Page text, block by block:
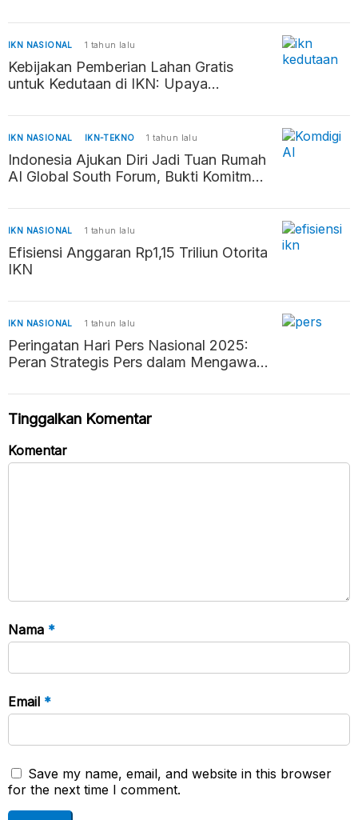
IKN NASIONAL 1 tahun lalu
Kebijakan Pemberian Lahan Gratis
untuk Kedutaan di IKN: Upaya
Baru
IKN NASIONAL IKN-TEKNO 1 tahun lalu
Indonesia Ajukan Diri Jadi Tuan Rumah
AI Global South Forum, Bukti Komitmen
IKN NASIONAL 1 tahun lalu
Efisiensi Anggaran Rp1,15 Triliun Otorita
IKN
IKN NASIONAL 1 tahun lalu
Peringatan Hari Pers Nasional 2025:
Peran Strategis Pers dalam Mengawal
Tinggalkan Komentar
Komentar
Nama *
Email *
Save my name, email, and website in this browser
for the next time I comment.